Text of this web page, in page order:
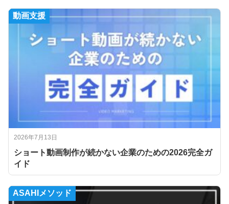
動画支援
2026年7月13日
ショート動画制作が続かない企業のための2026完全ガ
イド
ASAHIメソッド